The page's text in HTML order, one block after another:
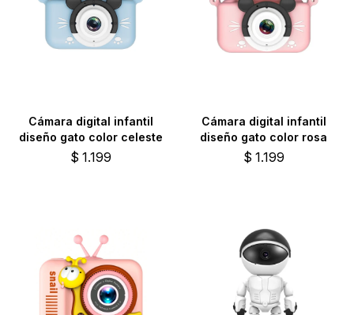
Cámara digital infantil
diseño gato color celeste
$ 1.199
Cámara digital infantil
diseño gato color rosa
$ 1.199